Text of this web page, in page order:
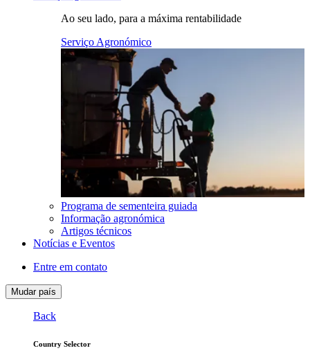
Ao seu lado, para a máxima rentabilidade
Serviço Agronómico
Programa de sementeira guiada
Informação agronómica
Artigos técnicos
Notícias e Eventos
Entre em contato
Mudar país
Back
Country Selector